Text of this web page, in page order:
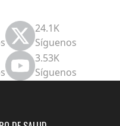
24.1K
Síguenos
3.53K
Síguenos